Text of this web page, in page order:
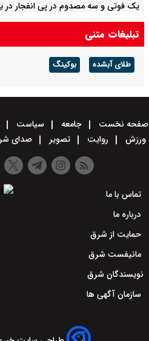
یک فوتی و سه مصدوم در پی انفجار
تبلیغات متنی
طلای آبشده بوکینگ
صفحه نخست جامعه سیاست
ورزش
روایت تصویر صدای
تماس با ما
درباره ما
حمایت از شرق
مانیفست شرق
نویسندگان شرق
سازمان آگهی ها